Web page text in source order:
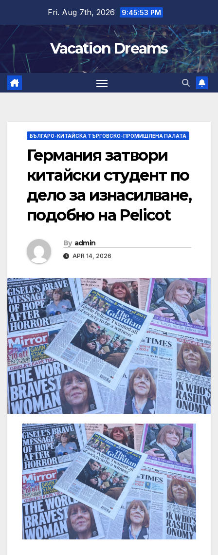
content
Fri. Aug 7th, 2026 9:45:54 PM
Vacation Dreams
БЪЛГАРО-КИТАЙСКА ТЪРГОВСКО-ПРОМИШЛЕНА ПАЛАТА
Германия затвори
китайски студент по
дело за изнасилване,
подобно на Pelicot
By admin
APR 14, 2026